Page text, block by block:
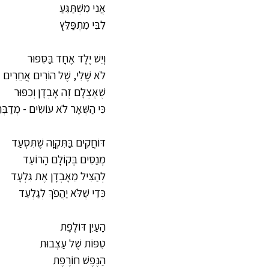
אֲנִי מִשְׁתַּגֵּעַ
לִבִּי מִתְפַּלֵּץ
וְיֵשׁ יֶלֶד אֶחָד בַּסִּפּוּר
לֹא שֶׁלִּי, שֶׁל הוֹרִים אֲחֵרִים
שֶׁאֶצְלָם זֶה אָבְדָן וְכִפּוּר
כִּי הַשְּׁאָר לֹא עוֹשִׂים -
דּוֹחֲקִים בַּתִּקְוָה שֶׁתִּסְעַד
מְנַסִּים בְּקוֹלָם הָרוֹעֵד
לְהַצִּיל מֵאָבְדָן אֶת גִּלְעָד
כְּדֵי שֶׁלֹּא יַהֲפֹךְ לְגַלְעֵד
הָעַיִן דּוֹלֶפֶת
טִפּוֹת שֶׁל עַצְבוּת
הַנֶּפֶשׁ חוֹרֶפֶת